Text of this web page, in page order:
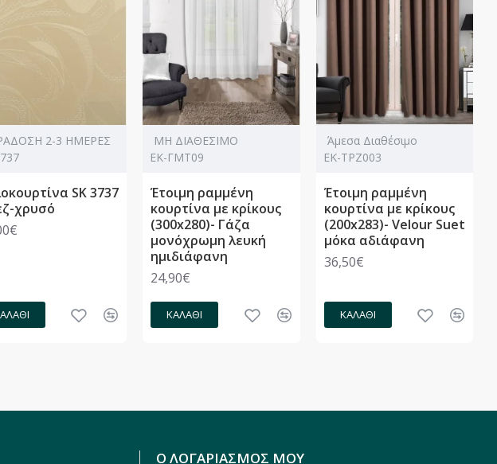
2-3 ΗΜΕΡΕΣ
SK 3737
χρυσό
ΜΗ ΔΙΑΘΕΣΙΜΟ
ΕΚ-ΓΜΤ09
Έτοιμη ραμμένη
κουρτίνα με κρίκους
(300x280)- Γάζα
μονόχρωμη λευκή
ημιδιάφανη
24,90€
ΚΑΛΆΘΙ
Άμεσα Διαθέσιμο
ΕΚ-ΤΡΖ003
Έτοιμη ραμμένη
κουρτίνα με κρίκους
(200x283)- Velour Suet
μόκα αδιάφανη
36,50€
ΚΑΛΆΘΙ
Ο ΛΟΓΑΡΙΑΣΜΟΣ ΜΟΥ